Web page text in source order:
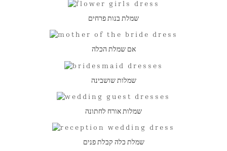
שמלת בנות פרחים
אם שמלת הכלה
שמלות שושבינה
שמלות אורח לחתונה
שמלת כלה קבלת פנים